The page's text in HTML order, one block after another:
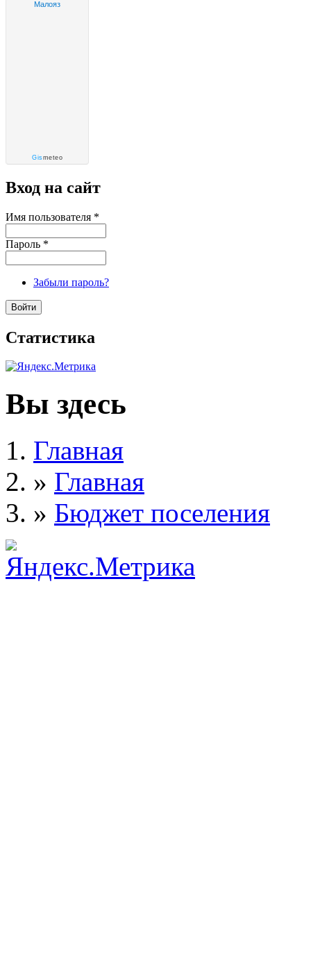
Малояз
Gismeteo
Вход на сайт
Имя пользователя *
Пароль *
Забыли пароль?
Статистика
Вы здесь
Главная
» Главная
» Бюджет поселения